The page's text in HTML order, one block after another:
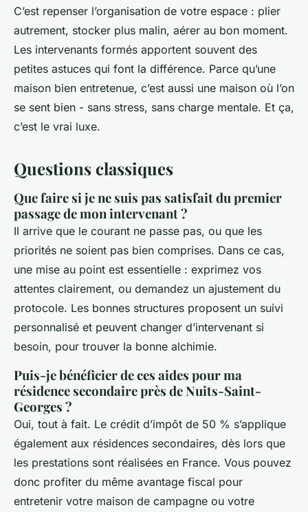
C’est repenser l’organisation de votre espace : plier
autrement, stocker plus malin, aérer au bon moment.
Les intervenants formés apportent souvent des
petites astuces qui font la différence. Parce qu’une
maison bien entretenue, c’est aussi une maison où l’on
se sent bien - sans stress, sans charge mentale. Et ça,
c’est le vrai luxe.
Questions classiques
Que faire si je ne suis pas satisfait du premier
passage de mon intervenant ?
Il arrive que le courant ne passe pas, ou que les
priorités ne soient pas bien comprises. Dans ce cas,
une mise au point est essentielle : exprimez vos
attentes clairement, ou demandez un ajustement du
protocole. Les bonnes structures proposent un suivi
personnalisé et peuvent changer d’intervenant si
besoin, pour trouver la bonne alchimie.
Puis-je bénéficier de ces aides pour ma
résidence secondaire près de Nuits-Saint-
Georges ?
Oui, tout à fait. Le crédit d’impôt de 50 % s’applique
également aux résidences secondaires, dès lors que
les prestations sont réalisées en France. Vous pouvez
donc profiter du même avantage fiscal pour
entretenir votre maison de campagne ou votre